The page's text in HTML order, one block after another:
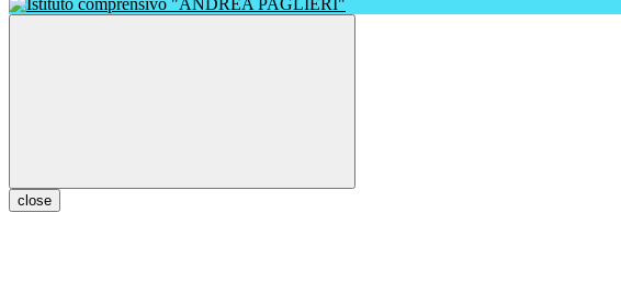
close